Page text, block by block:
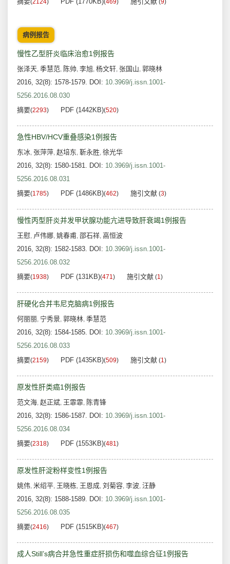
(2124) (469) (9)
病例报告
慢性乙型肝炎临床治愈1例报告
张泽天, 季慧范, 陈帅, 李旭, 杨文轩, 张国山, 郭晓林
2016, 32(8): 1578-1579. DOI: 10.3969/j.issn.1001-
5256.2016.08.030
摘要(2293) PDF (1442KB)(520)
急性HBV/HCV重叠感染1例报告
东冰, 张萍萍, 赵培东, 靳永胜, 徐光华
2016, 32(8): 1580-1581. DOI: 10.3969/j.issn.1001-
5256.2016.08.031
摘要(1785) PDF (1486KB)(462) 施引文献 (3)
慢性丙型肝炎并发甲状腺功能亢进导致肝衰竭1例报告
王慰, 卢伟娜, 姚春甫, 邵石祥, 高恒波
2016, 32(8): 1582-1583. DOI: 10.3969/j.issn.1001-
5256.2016.08.032
摘要(1938) PDF (131KB)(471) 施引文献 (1)
肝硬化合并韦尼克脑病1例报告
何丽丽, 宁秀景, 郭晓林, 季慧范
2016, 32(8): 1584-1585. DOI: 10.3969/j.issn.1001-
5256.2016.08.033
摘要(2159) PDF (1435KB)(509) 施引文献 (1)
原发性肝类癌1例报告
范文海, 赵正斌, 王霏霏, 陈青锋
2016, 32(8): 1586-1587. DOI: 10.3969/j.issn.1001-
5256.2016.08.034
摘要(2318) PDF (1553KB)(481)
原发性肝淀粉样变性1例报告
姚伟, 米绍平, 王晓栋, 王恩成, 刘菊容, 李波, 汪静
2016, 32(8): 1588-1589. DOI: 10.3969/j.issn.1001-
5256.2016.08.035
摘要(2416) PDF (1515KB)(467)
成人Still’s病合并急性重症肝损伤和噬血综合征1例报告